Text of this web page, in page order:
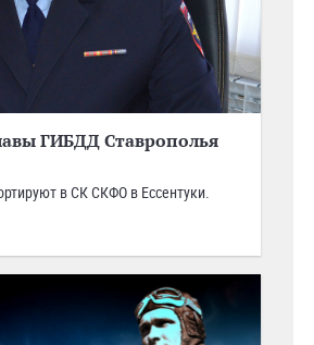
ГИБДД Ставрополья
в СК СКФО в Ессентуки.